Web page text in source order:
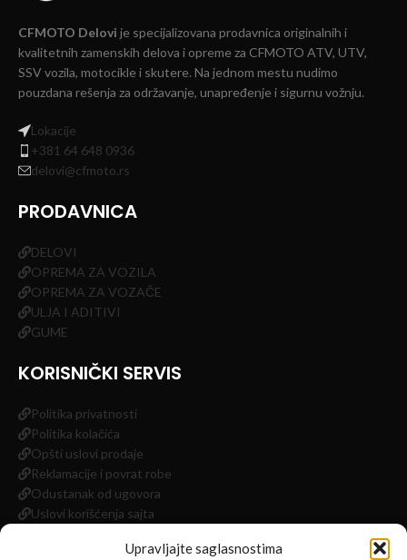
Upravljajte saglasnostima
CFMOTO Delovi je specijalizovana prodavnica originalnih i
kvalitetnih zamenskih delova i opreme za CFMOTO ATV, UTV,
SSV vozila, motocikle i skutere. Na jednom mestu nudimo
pouzdana rešenja za održavanje, unapređenje i sigurnu vožnju.
Lokacije
+381 64 648 0936
delovi@cfmoto.rs
PRODAVNICA
DELOVI
OPREMA ZA VOZILA
OPREMA ZA VOZAČE
ULJA I ADITIVI
GUME
KORISNIČKI SERVIS
Politika privatnosti
Politika kolačića
Opšti uslovi prodaje
Reklamacije i povrat robe
Odustanak od ugovora
Uslovi korišćenja sajta